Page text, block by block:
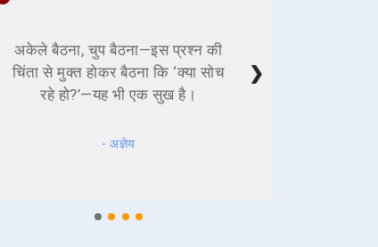
अकेले बैठना, चुप बैठना—इस प्रश्न की
चिंता से मुक्त होकर बैठना कि ‘क्या सोच
रहे हो?’—यह भी एक सुख है।
- अज्ञेय
❯